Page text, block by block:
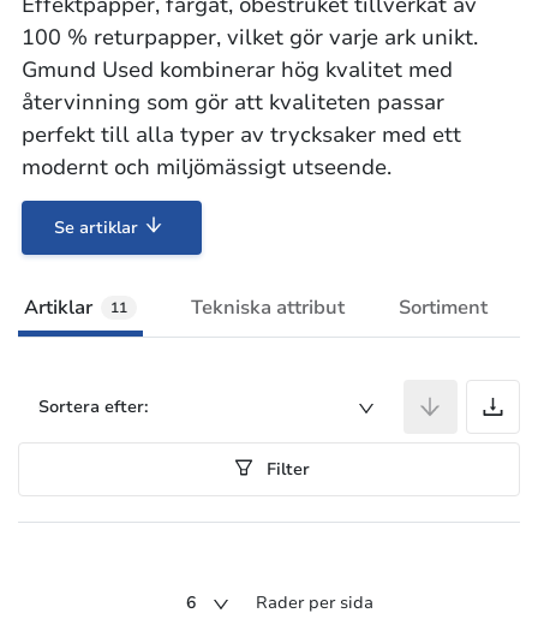
100 % returpapper, vilket gör varje ark unikt.
Gmund Used kombinerar hög kvalitet med
återvinning som gör att kvaliteten passar
perfekt till alla typer av trycksaker med ett
modernt och miljömässigt utseende.
Se artiklar
Artiklar 11 Tekniska attribut Sortiment
Sortera efter:
Filter
6 Rader per sida